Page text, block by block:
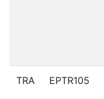
TRA EPTR105